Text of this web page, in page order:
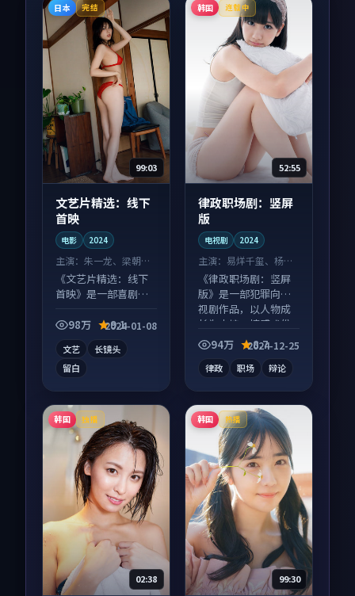
日本 完结
99:03
文艺片精选：线下
首映
电影 2024
主演： 朱一龙、梁朝伟
等
《文艺片精选：线下
首映》是一部喜剧向
在线，配乐与镜头配
98万 9.1
2024-01-08
文艺
长镜头
留白
韩国 连载中
52:55
律政职场剧：竖屏
版
电视剧 2024
主演： 易烊千玺、杨幂
等
《律政职场剧：竖屏
版》是一部犯罪向电
视剧作品，以人物成
长为内核，情感戏份
扎实。
94万 8.7
2024-12-25
律政 职场 辩论
韩国 独播
02:38
韩国 热播
99:30